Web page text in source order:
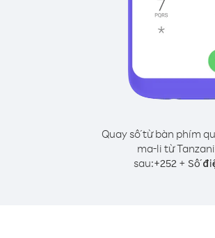
Quay số từ bàn phím
ma-li từ
sau:+252+ Số